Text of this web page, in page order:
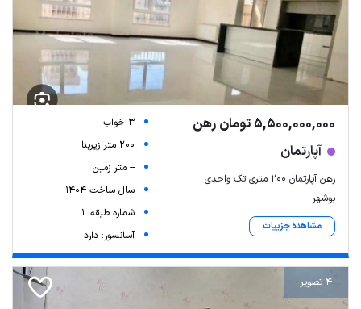
5,500,000,000 تومان رهن
آپارتمان
رهن آپارتمان ۲۰۰ متری تک واحدی
بوشهر
مشاهده جزییات
3 خواب
200 متر زیربنا
-- متر زمین
سال ساخت 1404
شماره طبقه: 1
آسانسور: دارد
4 تصویر